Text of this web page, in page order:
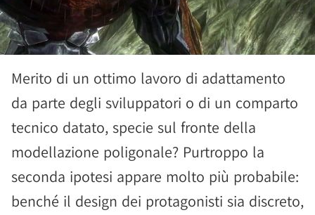
Merito di un ottimo lavoro di adattamento
da parte degli sviluppatori o di un comparto
tecnico datato, specie sul fronte della
modellazione poligonale? Purtroppo la
seconda ipotesi appare molto più probabile:
benché il design dei protagonisti sia discreto,